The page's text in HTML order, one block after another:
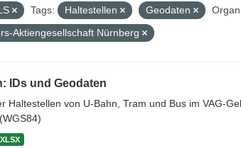
Tags: Haltestellen Geodaten
Aktiengesellschaft Nürnberg
IDs und Geodaten
Haltestellen von U-Bahn, Tram und Bus im VAG-
XLSX